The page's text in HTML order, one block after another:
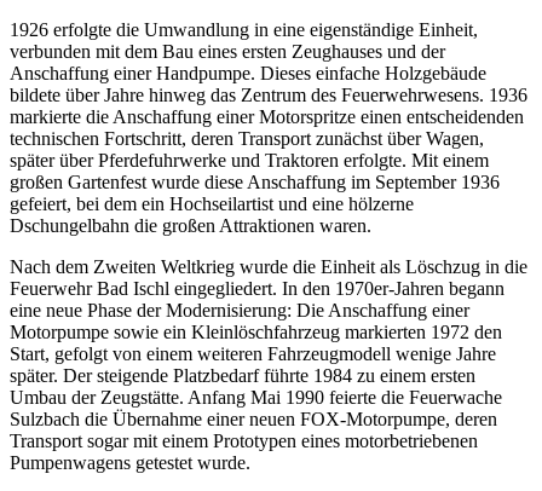
1926 erfolgte die Umwandlung in eine eigenständige Einheit,
verbunden mit dem Bau eines ersten Zeughauses und der
Anschaffung einer Handpumpe. Dieses einfache Holzgebäude
bildete über Jahre hinweg das Zentrum des Feuerwehrwesens. 1936
markierte die Anschaffung einer Motorspritze einen entscheidenden
technischen Fortschritt, deren Transport zunächst über Wagen,
später über Pferdefuhrwerke und Traktoren erfolgte. Mit einem
großen Gartenfest wurde diese Anschaffung im September 1936
gefeiert, bei dem ein Hochseilartist und eine hölzerne
Dschungelbahn die großen Attraktionen waren.
Nach dem Zweiten Weltkrieg wurde die Einheit als Löschzug in die
Feuerwehr Bad Ischl eingegliedert. In den 1970er-Jahren begann
eine neue Phase der Modernisierung: Die Anschaffung einer
Motorpumpe sowie ein Kleinlöschfahrzeug markierten 1972 den
Start, gefolgt von einem weiteren Fahrzeugmodell wenige Jahre
später. Der steigende Platzbedarf führte 1984 zu einem ersten
Umbau der Zeugstätte. Anfang Mai 1990 feierte die Feuerwache
Sulzbach die Übernahme einer neuen FOX-Motorpumpe, deren
Transport sogar mit einem Prototypen eines motorbetriebenen
Pumpenwagens getestet wurde.